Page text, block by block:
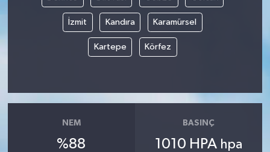
İzmit Kandıra Karamürsel
Kartepe Körfez
NEM
%88
BASINÇ
1010 HPA hpa